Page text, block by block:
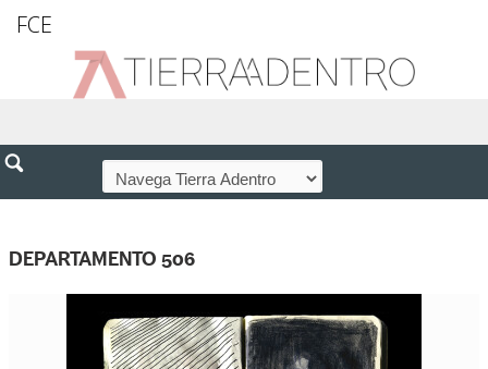
FCE
DEPARTAMENTO 506